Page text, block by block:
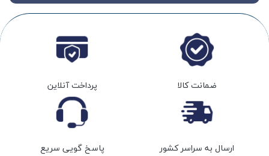
ضمانت کالا پرداخت آنلاین
ارسال به سراسر کشور پاسخ گویی سریع